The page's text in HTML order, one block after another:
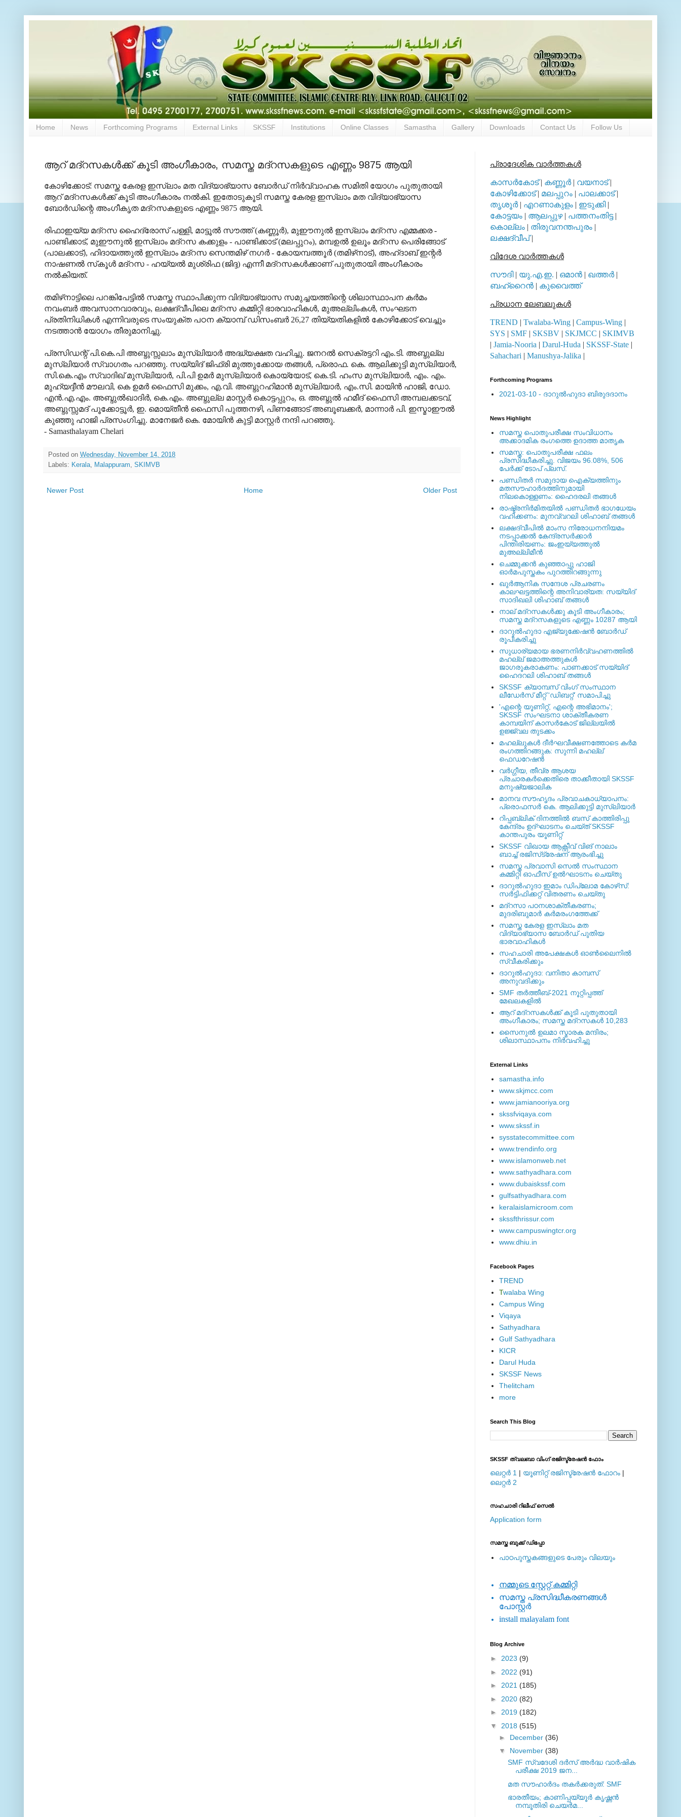
Home News Forthcoming Programs External Links SKSSF Institutions Online Classes Samastha Gallery Downloads Contact Us Follow Us
ആറ് മദ്‌റസകള്‍ക്ക് കൂടി അംഗീകാരം, സമസ്ത മദ്‌റസകളുടെ എണ്ണം 9875 ആയി
കോഴിക്കോട്: സമസ്ത കേരള ഇസ്‌ലാം മത വിദ്യാഭ്യാസ ബോര്‍ഡ് നിര്‍വ്വാഹക സമിതി യോഗം പുതുതായി
ആറ് മദ്‌റസകള്‍ക്ക് കൂടി അംഗീകാരം നല്‍കി. ഇതോടുകൂടി സമസ്ത കേരള ഇസ്‌ലാം മത വിദ്യാഭ്യാസ
ബോര്‍ഡിന്റെ അംഗീകൃത മദ്‌റസകളുടെ എണ്ണം 9875 ആയി.
രിഫാഇയ്യ മദ്‌റസ ഹൈദ്രോസ് പള്ളി, മാട്ടൂല്‍ സൗത്ത് (കണ്ണൂര്‍), മുഈനുല്‍ ഇസ്‌ലാം മദ്‌റസ എമ്മക്കര -
പാണ്ടിക്കാട്, മുഈനുല്‍ ഇസ്‌ലാം മദ്‌റസ കക്കുളം - പാണ്ടിക്കാട് (മലപ്പുറം), മമ്പഉല്‍ ഉലൂം മദ്‌റസ പെരിങ്ങോട്
(പാലക്കാട്), ഹിദായത്തുല്‍ ഇസ്‌ലാം മദ്‌റസ സെന്തമിഴ് നഗര്‍ - കോയമ്പത്തൂര്‍ (തമിഴ്‌നാട്), അഹ്ദാബ് ഇന്റര്‍
നാഷണല്‍ സ്‌കൂള്‍ മദ്‌റസ - ഹയ്യല്‍ മുശ്‌രിഫ (ജിദ്ദ) എന്നീ മദ്‌റസകള്‍ക്കാണ് പുതുതായി അംഗീകാരം
നല്‍കിയത്.
തമിഴ്‌നാട്ടിലെ പറങ്കിപേട്ടില്‍ സമസ്ത സ്ഥാപിക്കുന്ന വിദ്യാഭ്യാസ സമുച്ചയത്തിന്റെ ശിലാസ്ഥാപന കര്‍മം
നവംബര്‍ അവസാനവാരവും, ലക്ഷദ്വീപിലെ മദ്‌റസ കമ്മിറ്റി ഭാരവാഹികള്‍, മുഅല്ലിംകള്‍, സംഘടന
പ്രതിനിധികള്‍ എന്നിവരുടെ സംയുക്ത പഠന ക്യാമ്പ് ഡിസംബര്‍ 26,27 തിയ്യതികളില്‍ കോഴിക്കോട് വെച്ചും
നടത്താന്‍ യോഗം തീരുമാനിച്ചു.
പ്രസിഡന്റ് പി.കെ.പി അബ്ദുസ്സലാം മുസ്‌ലിയാര്‍ അദ്ധ്യക്ഷത വഹിച്ചു. ജനറല്‍ സെക്രട്ടറി എം.ടി. അബ്ദുല്ല
മുസ്‌ലിയാര്‍ സ്വാഗതം പറഞ്ഞു. സയ്യിദ് ജിഫ്‌രി മുത്തുക്കോയ തങ്ങള്‍, പ്രൊഫ. കെ. ആലിക്കുട്ടി മുസ്‌ലിയാര്‍,
സി.കെ.എം സ്വാദിഖ് മുസ്‌ലിയാര്‍, പി.പി ഉമര്‍ മുസ്‌ലിയാര്‍ കൊയ്യോട്, കെ.ടി. ഹംസ മുസ്‌ലിയാര്‍, എം. എം.
മുഹ്‌യദ്ദീന്‍ മൗലവി, കെ ഉമര്‍ ഫൈസി മുക്കം, എ.വി. അബ്ദുറഹിമാന്‍ മുസ്‌ലിയാര്‍, എം.സി. മായിന്‍ ഹാജി, ഡോ.
എന്‍.എ.എം. അബ്ദുല്‍ഖാദിര്‍, കെ.എം. അബ്ദുല്ല മാസ്റ്റര്‍ കൊട്ടപ്പുറം, ഒ. അബ്ദുല്‍ ഹമീദ് ഫൈസി അമ്പലക്കടവ്,
അബ്ദുസ്സമദ് പൂക്കോട്ടൂര്‍, ഇ. മൊയ്തീന്‍ ഫൈസി പുത്തനഴി, പിണങ്ങോട് അബൂബക്കര്‍, മാന്നാര്‍ പി. ഇസ്മാഈല്‍
കുഞ്ഞു ഹാജി പ്രസംഗിച്ചു. മാനേജര്‍ കെ. മോയിന്‍ കുട്ടി മാസ്റ്റര്‍ നന്ദി പറഞ്ഞു.
- Samasthalayam Chelari
Posted on Wednesday, November 14, 2018
Labels: Kerala Malappuram SKIMVB
Newer Post Older Post
Home
പ്രാദേശിക വാര്‍ത്തകള്‍
കാസര്‍കോട്| കണ്ണൂര്‍| വയനാട്|
കോഴിക്കോട്| മലപ്പുറം | പാലക്കാട്|
തൃശൂര്‍| എറണാകുളം | ഇടുക്കി|
കോട്ടയം | ആലപ്പുഴ| പത്തനംതിട്ട|
കൊല്ലം | തിരുവനന്തപുരം |
ലക്ഷദ്വീപ്|
വിദേശ വാര്‍ത്തകള്‍
സൗദി| യു.എ.ഇ. | ഒമാന്‍ | ഖത്തര്‍|
ബഹ്റൈന്‍ | കുവൈത്ത്
പ്രധാന ലേബലുകള്‍
TREND | Twalaba-Wing | Campus-Wing |
SYS | SMF | SKSBV | SKJMCC | SKIMVB
| Jamia-Nooria | Darul-Huda | SKSSF-State |
Sahachari | Manushya-Jalika |
Forthcoming Programs
2021-03-10 - ദാറുല്‍ഹുദാ ബിരുദദാനം
News Highlight
സമസ്ത പൊതുപരീക്ഷ സംവിധാനം
അക്കാദമിക രംഗത്തെ ഉദാത്ത മാതൃക
സമസ്ത: പൊതുപരീക്ഷ ഫലം
പ്രസിദ്ധീകരിച്ചു. വിജയം 96.08%, 506
പേര്‍ക്ക് ടോപ് പ്ലസ്.
പണ്ഡിതര്‍ സമുദായ ഐക്യത്തിനും
മതസൗഹാര്‍ദത്തിനുമായി
നിലകൊള്ളണം: ഹൈദരലി തങ്ങള്‍
രാഷ്ട്രനിര്‍മിതയില്‍ പണ്ഡിതര്‍ ഭാഗധേയം
വഹിക്കണം: മുനവ്വറലി ശിഹാബ് തങ്ങള്‍
ലക്ഷദ്വീപില്‍ മാംസ നിരോധനനിയമം
നടപ്പാക്കല്‍ കേന്ദ്രസര്‍ക്കാര്‍
പിന്തിരിയണം: ജംഇയ്യത്തുല്‍
മുഅല്ലിമീന്‍
ചെമ്മുക്കന്‍ കുഞ്ഞാപ്പു ഹാജി
ഓര്‍മപുസ്തകം പുറത്തിറങ്ങുന്നു
ഖുര്‍ആനിക സന്ദേശ പ്രചരണം
കാലഘട്ടത്തിന്റെ അനിവാര്യത: സയ്യിദ്
സാദിഖലി ശിഹാബ് തങ്ങള്‍
നാല് മദ്‌റസകള്‍ക്കു കൂടി അംഗീകാരം;
സമസ്ത മദ്‌റസകളുടെ എണ്ണം 10287 ആയി
ദാറുല്‍ഹുദാ എജ്യുക്കേഷന്‍ ബോര്‍ഡ്
രൂപീകരിച്ചു
സുധാര്യമായ ഭരണനിര്‍വ്വഹണത്തില്‍
മഹല്ല് ജമാഅത്തുകള്‍
ജാഗരൂകരാകണം: പാണക്കാട് സയ്യിദ്
ഹൈദറലി ശിഹാബ് തങ്ങള്‍
SKSSF ക്യാമ്പസ് വിംഗ് സംസ്ഥാന
ലീഡേർസ് മീറ്റ് 'ഡിബറ്റ്' സമാപിച്ചു
'എന്റെ യൂണിറ്റ്, എന്റെ അഭിമാനം';
SKSSF സംഘടനാ ശാക്തീകരണ
കാമ്പയിന് കാസര്‍കോട് ജില്ലയില്‍
ഉജ്ജ്വല തുടക്കം
മഹല്ലുകള്‍ ദീര്‍ഘവീക്ഷണത്തോടെ കര്‍മ
രംഗത്തിറങ്ങുക: സുന്നി മഹല്ല്
ഫെഡറേഷന്‍
വര്‍ഗ്ഗീയ, തീവ്ര ആശയ
പ്രചാരകര്‍ക്കെതിരെ താക്കീതായി SKSSF
മനുഷ്യജാലിക
മാനവ സൗഹൃദം പ്രവാചകാധ്യാപനം:
പ്രൊഫസർ കെ. ആലിക്കുട്ടി മുസ്ലിയാർ
റിപ്പബ്ലിക് ദിനത്തില്‍ ബസ് കാത്തിരിപ്പു
കേന്ദ്രം ഉദ്ഘാടനം ചെയ്ത്‌ SKSSF
കാന്തപുരം യൂണിറ്റ്
SKSSF വിഖായ ആക്റ്റീവ് വിങ് നാലാം
ബാച്ച് രജിസ്‌ട്രേഷന് ആരംഭിച്ചു
സമസ്ത പ്രവാസി സെല്‍ സംസ്ഥാന
കമ്മിറ്റി ഓഫീസ് ഉല്‍ഘാടനം ചെയ്തു
ദാറുല്‍ഹുദാ ഇമാം ഡിപ്ലോമ കോഴ്‌സ്:
സര്‍ട്ടിഫിക്കറ്റ് വിതരണം ചെയ്തു
മദ്‌റസാ പഠനശാക്തീകരണം;
മുദരിബുമാര്‍ കര്‍മരംഗത്തേക്ക്
സമസ്ത കേരള ഇസ്ലാം മത
വിദ്യാഭ്യാസ ബോര്‍ഡ് പുതിയ
ഭാരവാഹികള്‍
സഹചാരി അപേക്ഷകൾ ഓൺലൈനിൽ
സ്വീകരിക്കും
ദാറുല്‍ഹുദാ: വനിതാ കാമ്പസ്
അനുവദിക്കും
SMF തര്‍ത്തീബ്-2021 നൂറ്റിപ്പത്ത്
മേഖലകളില്‍
ആറ് മദ്റസകള്‍ക്ക് കൂടി പുതുതായി
അംഗീകാരം; സമസ്ത മദ്റസകള്‍ 10,283
സൈനുല്‍ ഉലമാ സ്മാരക മന്ദിരം;
ശിലാസ്ഥാപനം നിര്‍വഹിച്ചു
External ‎Links
samastha.info
www.skjmcc.com
www.jamianooriya.org
skssfviqaya.com
www.skssf.in
sysstatecommittee.com
www.trendinfo.org
www.islamonweb.net
www.sathyadhara.com
www.dubaiskssf.com
gulfsathyadhara.com
keralaislamicroom.com
skssfthrissur.com
www.campuswingtcr.org
www.dhiu.in
Facebook Pages
TREND
Twalaba Wing
Campus Wing
Viqaya
Sathyadhara
Gulf Sathyadhara
KICR
Darul Huda
SKSSF News
Thelitcham
more
Search This Blog
SKSSF ത്വലബാ വിംഗ് രജിസ്ട്രേഷന്‍ ഫോം
ലെറ്റര്‍ 1 | യൂണിറ്റ് രജിസ്ട്രേഷന്‍ ഫോറം |
ലെറ്റര്‍ 2
സഹചാരി റിലീഫ് സെല്‍
Application form
സമസ്ത ബുക്ക് ഡിപ്പോ
പാഠപുസ്തകങ്ങളുടെ പേരും വിലയും
നമ്മുടെ സ്റ്റേറ്റ് കമ്മിറ്റി
സമസ്ത പ്രസിദ്ധീകരണങ്ങള്‍
പോസ്റ്റര്‍
install malayalam font
Blog Archive
► 2023 (9)
► 2022 (91)
► 2021 (185)
► 2020 (82)
► 2019 (182)
▼ 2018 (515)
► December (36)
▼ November (38)
SMF സ്വദേശി ദര്‍സ് അര്‍ദ്ധ വാര്‍ഷിക
പരീക്ഷ 2019 ജന...
മത സൗഹാര്‍ദം തകര്‍ക്കരുത്: SMF
ഭാരതീയം; കാണിപ്പയ്യൂര്‍ കൃഷ്ണന്‍
നമ്പൂതിരി ചെയര്‍മ...